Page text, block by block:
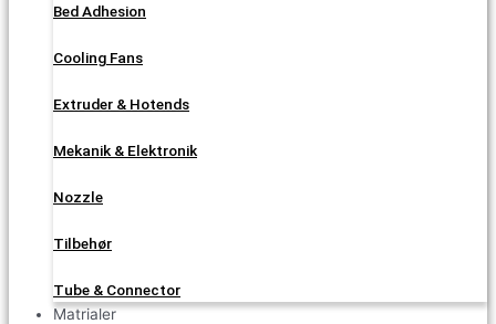
Bed Adhesion
Cooling Fans
Extruder & Hotends
Mekanik & Elektronik
Nozzle
Tilbehør
Tube & Connector
Matrialer